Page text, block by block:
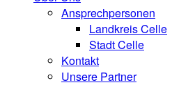
Ansprechpersonen
Landkreis Celle
Stadt Celle
Kontakt
Unsere Partner